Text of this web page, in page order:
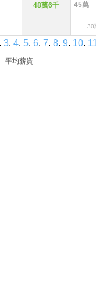
48萬6千 45萬
30
. 3. 4. 5. 6. 7. 8. 9. 10.
= 平均薪資